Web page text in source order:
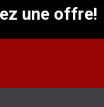
une offre!